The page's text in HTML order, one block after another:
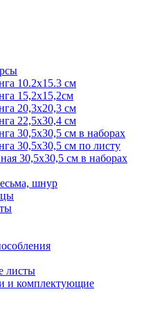
10.2х15.3 см
15,2х15,2см
20,3х20,3 см
22,5х30,4 см
30,5х30,5 см в наборах
30,5х30,5 см по листу
30,5х30,5 см в наборах
шнур
листы
и комплектующие